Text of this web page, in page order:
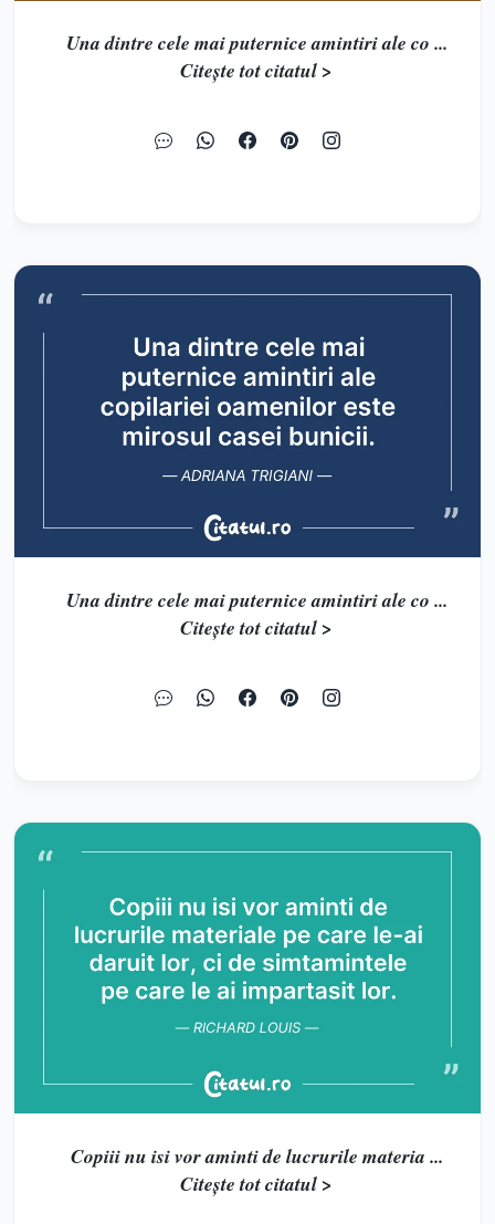
Una dintre cele mai puternice amintiri ale co ...
Citește tot citatul >
Una dintre cele mai puternice amintiri ale co ...
Citește tot citatul >
Copiii nu isi vor aminti de lucrurile materia ...
Citește tot citatul >